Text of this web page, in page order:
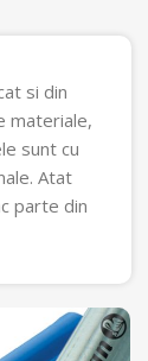
si din
materiale,
sunt cu
Atat
parte din